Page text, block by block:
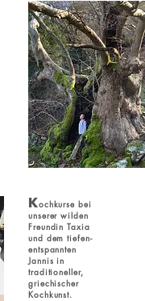
Kochkurse bei
unserer wilden
Freundin Taxia
und dem tiefen-
entspannten
Jannis in
traditioneller,
griechischer
Kochkunst.